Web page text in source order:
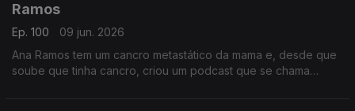
Ramos
Ep. 100
09 jun. 2026
Ana Ramos tem um cancro metastático da mama e, desde que
soube que tinha cancro, criou um podcast que se chama